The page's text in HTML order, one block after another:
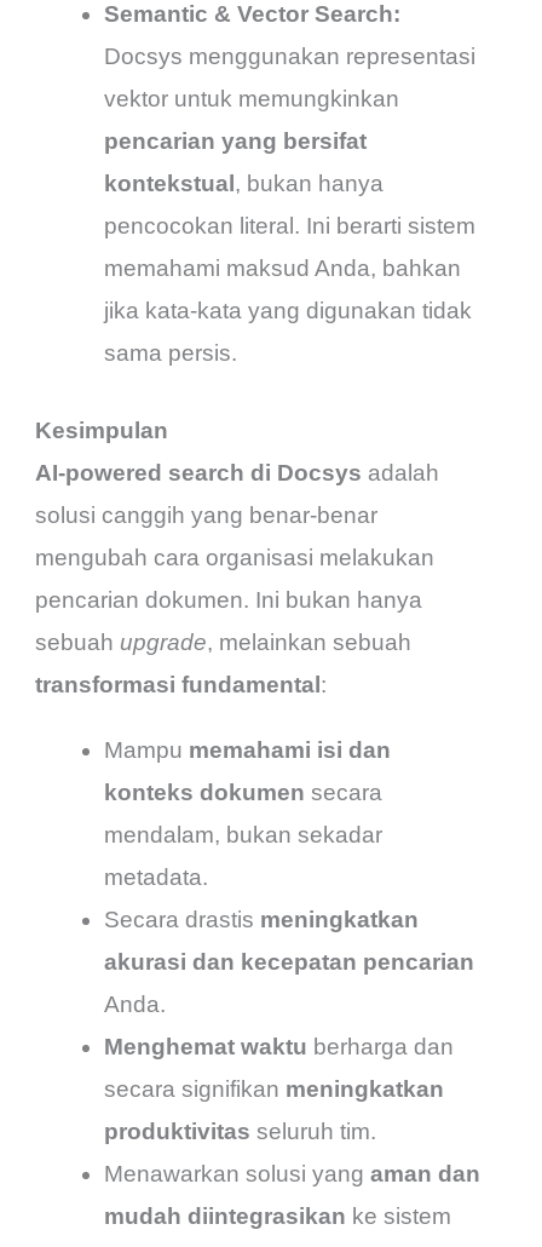
Semantic & Vector Search:
Docsys menggunakan representasi
vektor untuk memungkinkan
pencarian yang bersifat
kontekstual , bukan hanya
pencocokan literal. Ini berarti sistem
memahami maksud Anda, bahkan
jika kata-kata yang digunakan tidak
sama persis.
Kesimpulan
AI-powered search di Docsys adalah
solusi canggih yang benar-benar
mengubah cara organisasi melakukan
pencarian dokumen. Ini bukan hanya
sebuah upgrade, melainkan sebuah
transformasi fundamental:
Mampu memahami isi dan
konteks dokumen secara
mendalam, bukan sekadar
metadata.
Secara drastis meningkatkan
akurasi dan kecepatan pencarian
Anda.
Menghemat waktu berharga dan
secara signifikan meningkatkan
produktivitas seluruh tim.
Menawarkan solusi yangaman dan
mudah diintegrasikan ke sistem